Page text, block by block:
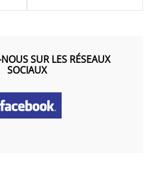
SUR LES RÉSEAUX
SOCIAUX